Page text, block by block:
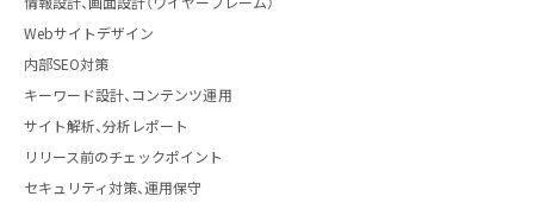
Webサイトデザイン
内部SEO対策
キーワード設計、コンテンツ運用
サイト解析、分析レポート
リリース前のチェックポイント
セキュリティ対策、運用保守